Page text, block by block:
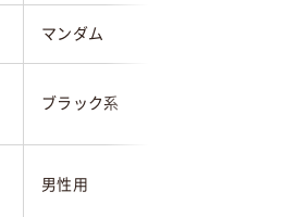
マンダム
ブラック系
男性用